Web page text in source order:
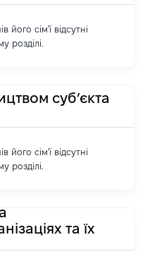
його сім'ї відсутні
розділі.
суб’єкта
його сім'ї відсутні
розділі.
та їх